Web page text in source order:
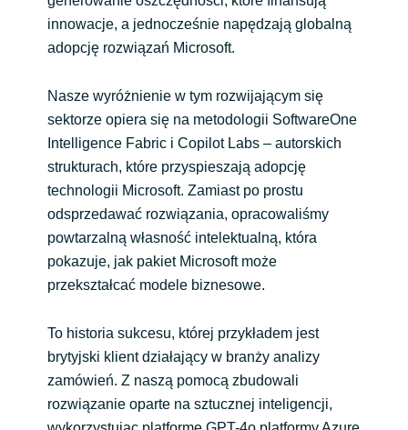
innowacje, a jednocześnie napędzają globalną
adopcję rozwiązań Microsoft.
Nasze wyróżnienie w tym rozwijającym się
sektorze opiera się na metodologii SoftwareOne
Intelligence Fabric i Copilot Labs – autorskich
strukturach, które przyspieszają adopcję
technologii Microsoft. Zamiast po prostu
odsprzedawać rozwiązania, opracowaliśmy
powtarzalną własność intelektualną, która
pokazuje, jak pakiet Microsoft może
przekształcać modele biznesowe.
To historia sukcesu, której przykładem jest
brytyjski klient działający w branży analizy
zamówień. Z naszą pomocą zbudowali
rozwiązanie oparte na sztucznej inteligencji,